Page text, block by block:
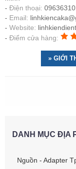
Điện thoại:
Email:
Website:
Điểm cửa hàng:
» GIỚI
DANH MỤC ĐỊA
Nguồn - Adapter